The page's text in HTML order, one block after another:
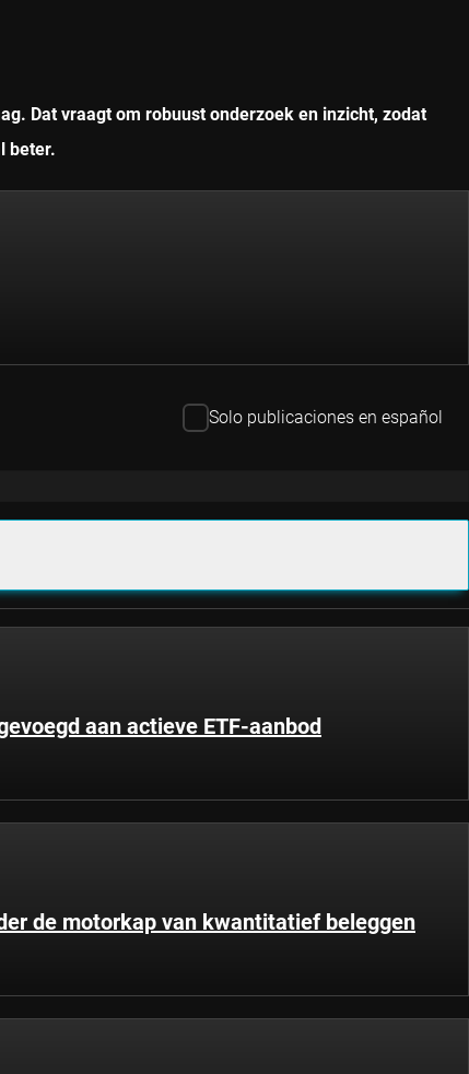
Dat vraagt om robuust onderzoek en inzicht, zodat
beter.
Solo publicaciones en español
aan actieve ETF-aanbod
de motorkap van kwantitatief beleggen